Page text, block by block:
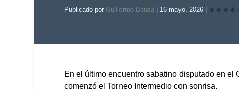
Publicado por Guillermo Bauza 16 mayo, 2026
En el último encuentro sabatino disputado en
comenzó el Torneo Intermedio con sonrisa.